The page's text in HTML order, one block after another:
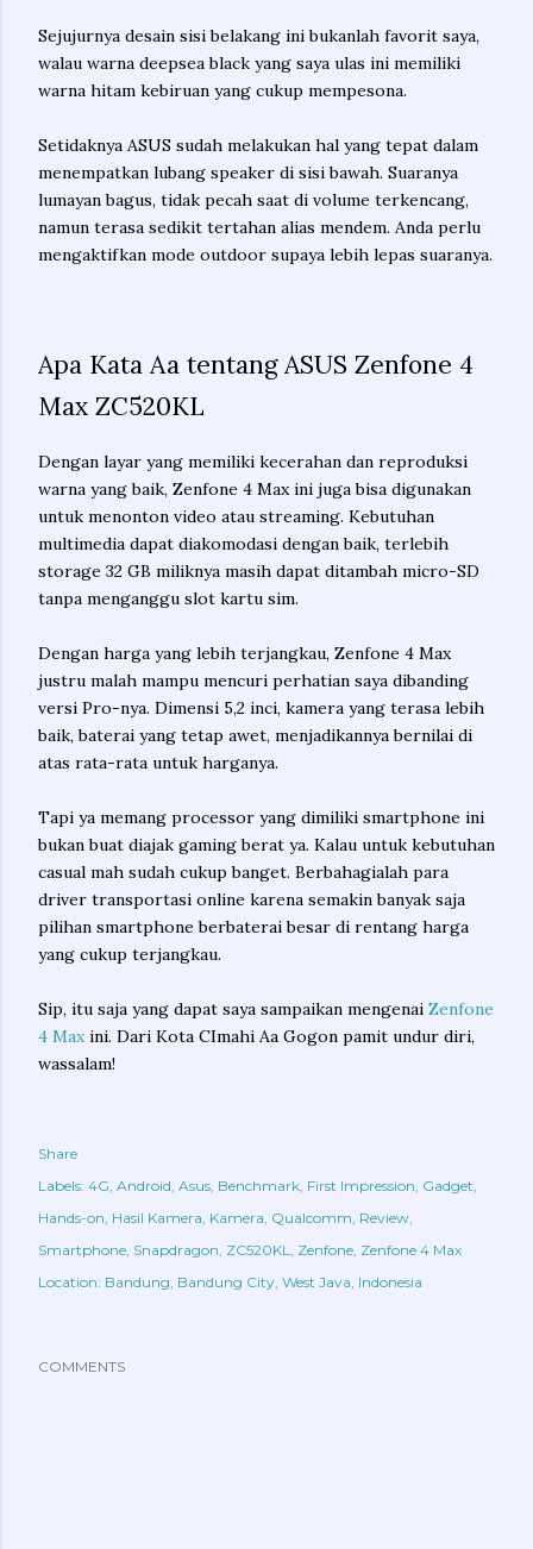
Sejujurnya desain sisi belakang ini bukanlah favorit saya,
walau warna deepsea black yang saya ulas ini memiliki
warna hitam kebiruan yang cukup mempesona.
Setidaknya ASUS sudah melakukan hal yang tepat dalam
menempatkan lubang speaker di sisi bawah. Suaranya
lumayan bagus, tidak pecah saat di volume terkencang,
namun terasa sedikit tertahan alias mendem. Anda perlu
mengaktifkan mode outdoor supaya lebih lepas suaranya.
Apa Kata Aa tentang ASUS Zenfone 4
Max ZC520KL
Dengan layar yang memiliki kecerahan dan reproduksi
warna yang baik, Zenfone 4 Max ini juga bisa digunakan
untuk menonton video atau streaming. Kebutuhan
multimedia dapat diakomodasi dengan baik, terlebih
storage 32 GB miliknya masih dapat ditambah micro-SD
tanpa menganggu slot kartu sim.
Dengan harga yang lebih terjangkau, Zenfone 4 Max
justru malah mampu mencuri perhatian saya dibanding
versi Pro-nya. Dimensi 5,2 inci, kamera yang terasa lebih
baik, baterai yang tetap awet, menjadikannya bernilai di
atas rata-rata untuk harganya.
Tapi ya memang processor yang dimiliki smartphone ini
bukan buat diajak gaming berat ya. Kalau untuk kebutuhan
casual mah sudah cukup banget. Berbahagialah para
driver transportasi online karena semakin banyak saja
pilihan smartphone berbaterai besar di rentang harga
yang cukup terjangkau.
Sip, itu saja yang dapat saya sampaikan mengenai Zenfone
4 Max ini. Dari Kota CImahi Aa Gogon pamit undur diri,
wassalam!
Share
Labels: 4G Android Asus Benchmark First Impression Gadget
Hands-on Hasil Kamera Kamera Qualcomm Review
Smartphone Snapdragon ZC520KL Zenfone Zenfone 4 Max
Location: Bandung, Bandung City, West Java, Indonesia
COMMENTS